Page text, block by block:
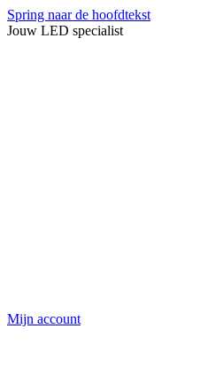
Spring naar de hoofdtekst
Jouw LED specialist
Mijn account